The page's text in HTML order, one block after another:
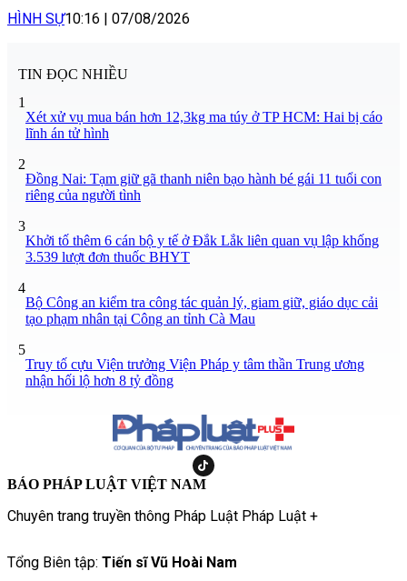
HÌNH SỰ10:16 07/08/2026
TIN ĐỌC NHIỀU
1
Xét xử vụ mua bán hơn 12,3kg ma túy ở TP HCM: Hai bị cáo
lĩnh án tử hình
2
Đồng Nai: Tạm giữ gã thanh niên bạo hành bé gái 11 tuổi con
riêng của người tình
3
Khởi tố thêm 6 cán bộ y tế ở Đắk Lắk liên quan vụ lập khống
3.539 lượt đơn thuốc BHYT
4
Bộ Công an kiểm tra công tác quản lý, giam giữ, giáo dục cải
tạo phạm nhân tại Công an tỉnh Cà Mau
5
Truy tố cựu Viện trưởng Viện Pháp y tâm thần Trung ương
nhận hối lộ hơn 8 tỷ đồng
BÁO PHÁP LUẬT VIỆT NAM
Chuyên trang truyền thông Pháp Luật Pháp Luật +
Tổng Biên tập: Tiến sĩ Vũ Hoài Nam